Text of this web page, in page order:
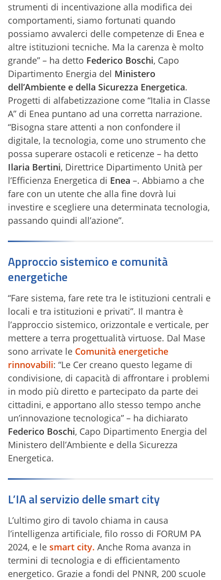
strumenti di incentivazione alla modifica dei
comportamenti, siamo fortunati quando
possiamo avvalerci delle competenze di Enea e
altre istituzioni tecniche. Ma la carenza è molto
grande” – ha detto Federico Boschi, Capo
Dipartimento Energia del Ministero
dell’Ambiente e della Sicurezza Energetica.
Progetti di alfabetizzazione come “Italia in Classe
A” di Enea puntano ad una corretta narrazione.
“Bisogna stare attenti a non confondere il
digitale, la tecnologia, come uno strumento che
possa superare ostacoli e reticenze – ha detto
Ilaria Bertini, Direttrice Dipartimento Unità per
l’Efficienza Energetica di Enea –. Abbiamo a che
fare con un utente che alla fine dovrà lui
investire e scegliere una determinata tecnologia,
passando quindi all’azione”.
Approccio sistemico e comunità
energetiche
“Fare sistema, fare rete tra le istituzioni centrali e
locali e tra istituzioni e privati”. Il mantra è
l’approccio sistemico, orizzontale e verticale, per
mettere a terra progettualità virtuose. Dal Mase
sono arrivate le Comunità energetiche
rinnovabili: “Le Cer creano questo legame di
condivisione, di capacità di affrontare i problemi
in modo più diretto e partecipato da parte dei
cittadini, e apportano allo stesso tempo anche
un’innovazione tecnologica” – ha dichiarato
Federico Boschi, Capo Dipartimento Energia del
Ministero dell’Ambiente e della Sicurezza
Energetica.
L’IA al servizio delle smart city
L’ultimo giro di tavolo chiama in causa
l’intelligenza artificiale, filo rosso di FORUM PA
2024, e le smart city. Anche Roma avanza in
termini di tecnologia e di efficientamento
energetico. Grazie a fondi del PNNR, 200 scuole